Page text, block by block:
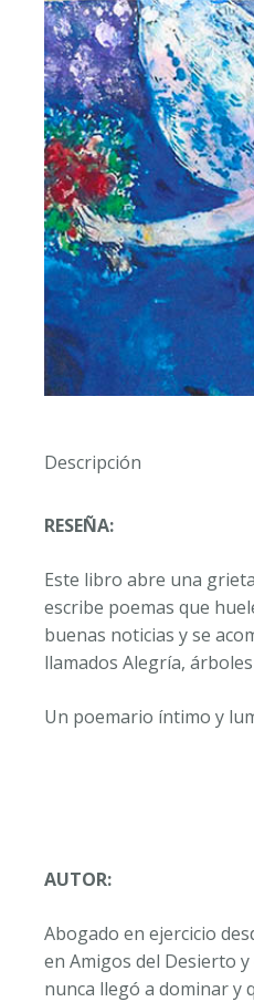
Descripción
RESEÑA:
Este libro abre una
escribe poemas que
buenas noticias y se
llamados Alegría,
Un poemario íntimo y
AUTOR:
Abogado en ejercicio
en Amigos del Desierto
nunca llegó a dominar y